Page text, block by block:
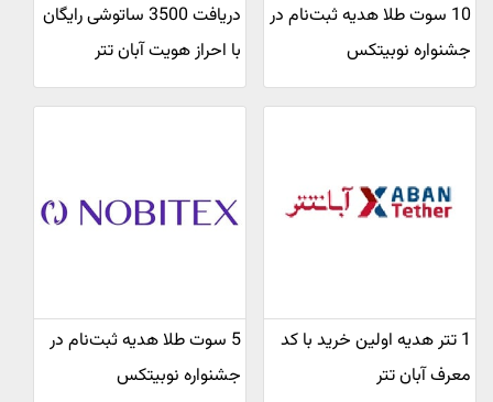
10 سوت طلا هدیه ثبت‌نام در
جشنواره نوبیتکس
دریافت 3500 ساتوشی رایگان
با احراز هویت آبان تتر
1 تتر هدیه اولین خرید با کد
معرف آبان تتر
5 سوت طلا هدیه ثبت‌نام در
جشنواره نوبیتکس